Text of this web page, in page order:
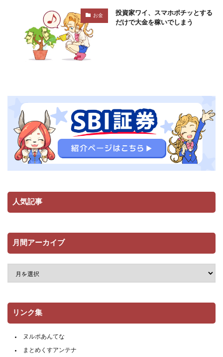
お金
投資家ワイ、スマホポチッとする
だけで大金を稼いでしまう
人気記事
月間アーカイブ
リンク集
ヌルポあんてな
まとめくすアンテナ